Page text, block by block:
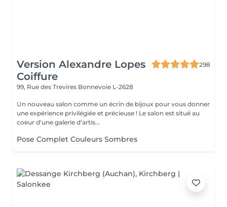
Version Alexandre Lopes
Coiffure
298
99, Rue des Trevires Bonnevoie L-2628
Un nouveau salon comme un écrin de bijoux pour vous donner
une expérience privilégiée et précieuse ! Le salon est situé au
coeur d'une galerie d'artis...
Pose Complet Couleurs Sombres